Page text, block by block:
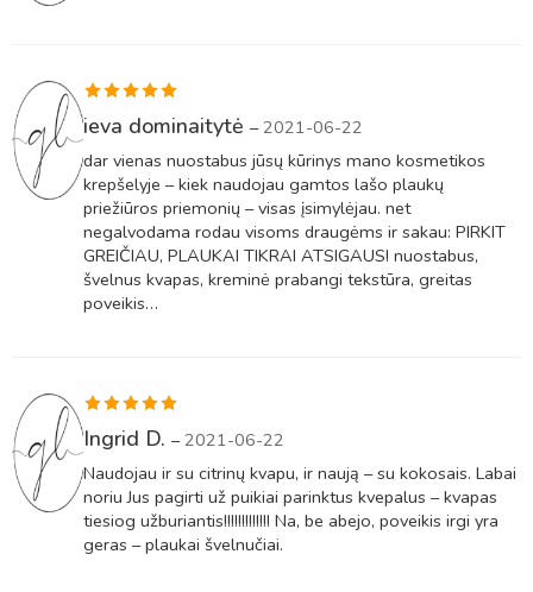
Įvertinimas:
ieva dominaitytė – 2021-06-22
dar vienas nuostabus jūsų kūrinys mano kosmetikos
krepšelyje – kiek naudojau gamtos lašo plaukų
priežiūros priemonių – visas įsimylėjau. net
negalvodama rodau visoms draugėms ir sakau: PIRKIT
GREIČIAU, PLAUKAI TIKRAI ATSIGAUS! nuostabus,
švelnus kvapas, kreminė prabangi tekstūra, greitas
poveikis…
Įvertinimas:
Ingrid D. – 2021-06-22
Naudojau ir su citrinų kvapu, ir naują – su kokosais. Labai
noriu Jus pagirti už puikiai parinktus kvepalus – kvapas
tiesiog užburiantis!!!!!!!!!!!!! Na, be abejo, poveikis irgi yra
geras – plaukai švelnučiai.